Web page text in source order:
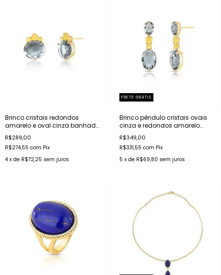
Brinco cristais redondos
amarelo e oval cinza banhado
a ouro
R$289,00
R$274,55 com Pix
4 x de R$72,25 sem juros
FRETE GRÁTIS
Brinco pêndulo cristais ovais
cinza e redondos amarelo
banhado a ouro
R$349,00
R$331,55 com Pix
5 x de R$69,80 sem juros